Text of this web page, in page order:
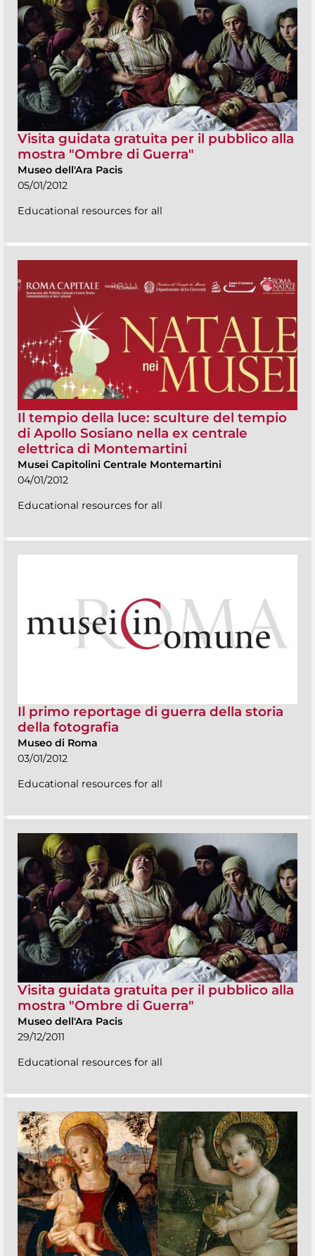
Visita guidata gratuita per il pubblico alla
mostra "Ombre di Guerra"
Museo dell'Ara Pacis
05/01/2012
Educational resources for all
Il tempio della luce: sculture del tempio
di Apollo Sosiano nella ex centrale
elettrica di Montemartini
Musei Capitolini Centrale Montemartini
04/01/2012
Educational resources for all
Il primo reportage di guerra della storia
della fotografia
Museo di Roma
03/01/2012
Educational resources for all
Visita guidata gratuita per il pubblico alla
mostra "Ombre di Guerra"
Museo dell'Ara Pacis
29/12/2011
Educational resources for all